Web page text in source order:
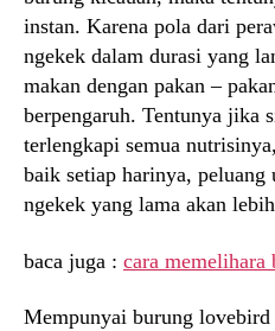
instan. Karena pola dari
ngekek dalam durasi yang
makan dengan pakan –
berpengaruh. Tentunya jika
terlengkapi semua
baik setiap harinya, peluang
ngekek yang lama akan
baca juga : cara
Mempunyai burung